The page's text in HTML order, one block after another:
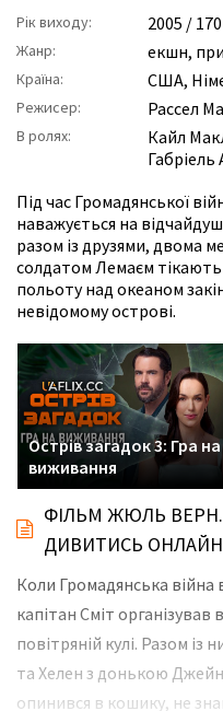
Рік виходу: 2005 /
Жанр: екшн,
Країна: США,
Режисер: Рассел
В ролях: Кайл
Габріель
Під час Громадянської
наважується на
разом із друзями, двома
солдатом Лемаєм тікають
польоту над океаном
невідомому острові.
Острів загадок 3: Гра на
виживання
ФІЛЬМ ЖЮЛЬ ВЕРН.
ДИВИТИСЬ
Коли Громадянська війна
капітан Сміт
повітряній кулі. Разом
та Хелен з донькою
опинився в кошику, не